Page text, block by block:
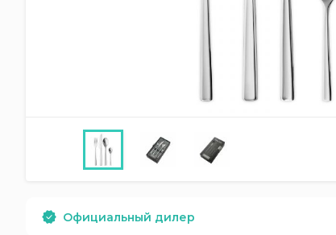
Официальный дилер